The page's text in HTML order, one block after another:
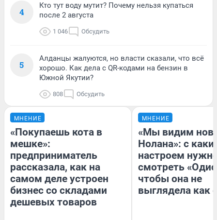
4
Кто тут воду мутит? Почему нельзя купаться
после 2 августа
1 046 Обсудить
5
Алданцы жалуются, но власти сказали, что всё
хорошо. Как дела с QR-кодами на бензин в
Южной Якутии?
808 Обсудить
МНЕНИЕ
«Покупаешь кота в
мешке»:
предприниматель
рассказала, как на
самом деле устроен
бизнес со складами
дешевых товаров
МНЕНИЕ
«Мы видим
Нолана»: с
настроем
смотреть
чтобы она не
выглядела как